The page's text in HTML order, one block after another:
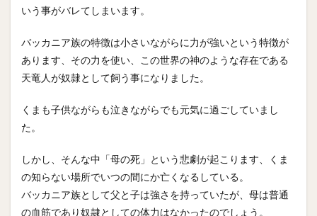
いう事がバレてしまいます。
バッカニア族の特徴は小さいながらに力が強いという特徴が
あります、その力を使い、この世界の神のような存在である
天竜人が奴隷として飼う事になりました。
くまも子供ながらも泣きながらでも元気に過ごしていまし
た。
しかし、そんな中「母の死」という悲劇が起こります、くま
の知らない場所でいつの間にか亡くなるしている。
バッカニア族として父と子は強さを持っていたが、母は普通
の血筋であり奴隷としての体力はなかったのでしょう。